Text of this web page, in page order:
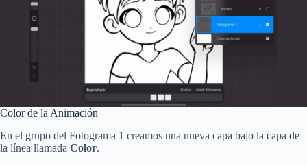
Color de la Animación
En el grupo del Fotograma 1 creamos una nueva capa bajo la capa de
la línea llamada Color.